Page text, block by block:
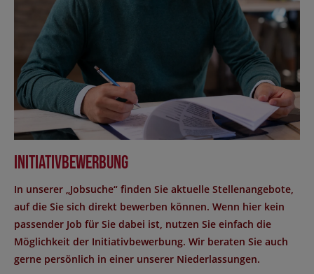
Initiativbewerbung
In unserer „Jobsuche“ finden Sie aktuelle Stellenangebote,
auf die Sie sich direkt bewerben können. Wenn hier kein
passender Job für Sie dabei ist, nutzen Sie einfach die
Möglichkeit der Initiativbewerbung. Wir beraten Sie auch
gerne persönlich in einer unserer Niederlassungen.